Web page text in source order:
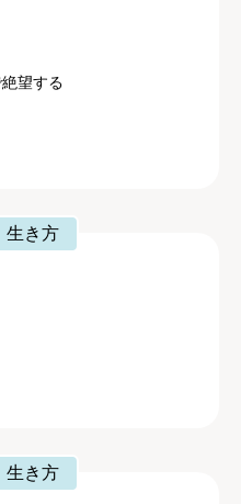
望する
生き方
生き方